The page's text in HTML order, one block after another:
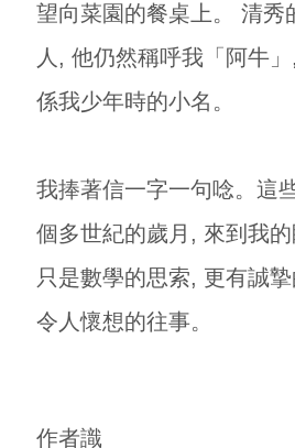
望向菜園的餐桌上。 清秀
人, 他仍然稱呼我「阿牛
係我少年時的小名。
我捧著信一字一句唸。這
個多世紀的歲月, 來到我
只是數學的思索, 更有誠
令人懷想的往事。
作者識